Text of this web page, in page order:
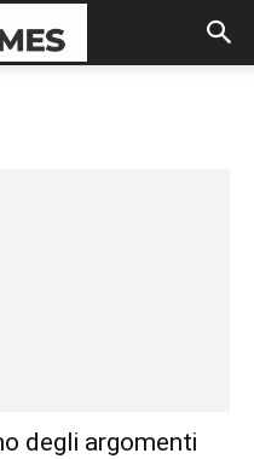
degli argomenti